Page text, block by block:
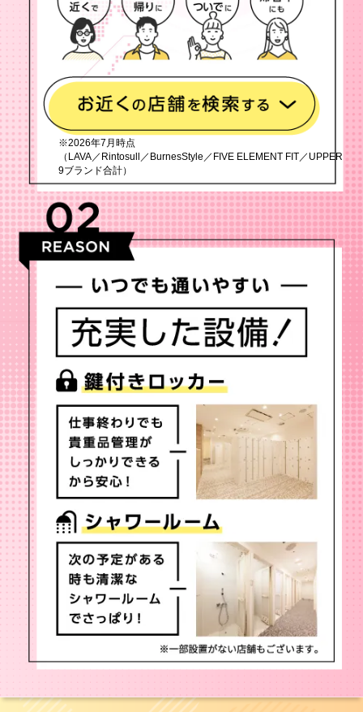
※2026年7月時点
（LAVA／Rintosull／BurnesStyle／FIVE ELEMENT FIT／UPPER
9ブランド合計）